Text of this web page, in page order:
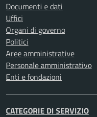
Documenti e dati
Uffici
Organi di governo
Politici
Aree amministrative
Personale amministrativo
Enti e fondazioni
CATEGORIE DI SERVIZIO